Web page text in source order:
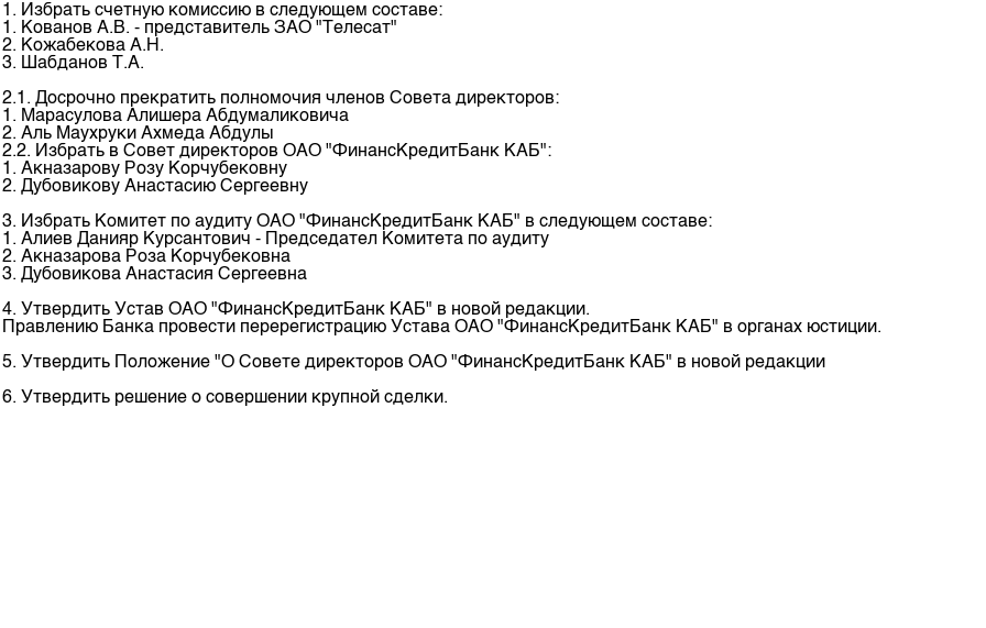
Участники торгов
Наши партнеры
Cтратегия развития
Корпоративные документы
Контакты
Финансовый рынок KG
25 лет ЗАО КФБ
1. Избрать счетную комиссию в следующем составе:
1. Кованов А.В. - представитель ЗАО "Телесат"
2. Кожабекова А.Н.
3. Шабданов Т.А.
2.1. Досрочно прекратить полномочия членов Совета директоров:
1. Марасулова Алишера Абдумаликовича
2. Аль Маухруки Ахмеда Абдулы
2.2. Избрать в Совет директоров ОАО "ФинансКредитБанк КАБ":
1. Акназарову Розу Корчубековну
2. Дубовикову Анастасию Сергеевну
3. Избрать Комитет по аудиту ОАО "ФинансКредитБанк КАБ" в следующем составе:
1. Алиев Данияр Курсантович - Председател Комитета по аудиту
2. Акназарова Роза Корчубековна
3. Дубовикова Анастасия Сергеевна
4. Утвердить Устав ОАО "ФинансКредитБанк КАБ" в новой редакции.
Правлению Банка провести перерегистрацию Устава ОАО "ФинансКредитБанк КАБ" в органах юстиции.
5. Утвердить Положение "О Совете директоров ОАО "ФинансКредитБанк КАБ" в новой редакции
6. Утвердить решение о совершении крупной сделки.